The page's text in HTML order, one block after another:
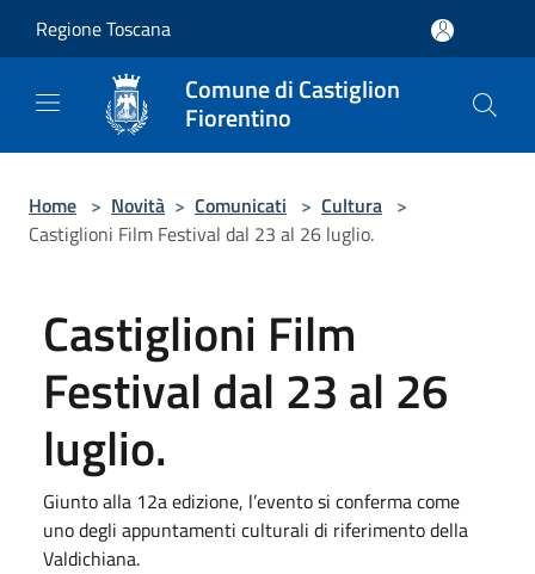
Regione Toscana
Comune di Castiglion
Fiorentino
Home > Novità > Comunicati > Cultura >
Castiglioni Film Festival dal 23 al 26 luglio.
Castiglioni Film
Festival dal 23 al 26
luglio.
Giunto alla 12a edizione, l’evento si conferma come
uno degli appuntamenti culturali di riferimento della
Valdichiana.